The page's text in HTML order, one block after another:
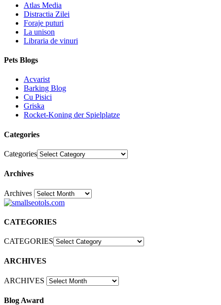
Atlas Media
Distractia Zilei
Foraje puturi
La unison
Libraria de vinuri
Pets Blogs
Acvarist
Barking Blog
Cu Pisici
Griska
Rocket-Koning der Spielplatze
Categories
Categories
Archives
Archives30
CATEGORIES
CATEGORIES
ARCHIVES
ARCHIVES
Blog Award